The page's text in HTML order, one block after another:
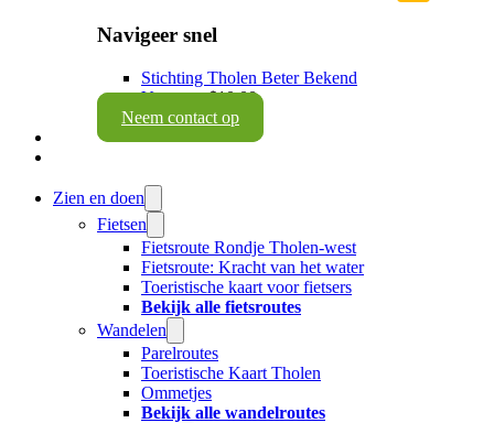
Navigeer snel
Stichting Tholen Beter Bekend
Vacatures$10.00
Neem contact op
Zien en doen
Fietsen
Fietsroute Rondje Tholen-west
Fietsroute: Kracht van het water
Toeristische kaart voor fietsers
Bekijk alle fietsroutes
Wandelen
Parelroutes
Toeristische Kaart Tholen
Ommetjes
Bekijk alle wandelroutes